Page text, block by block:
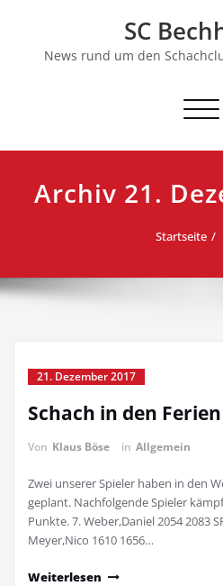
SC
News rund um den
Archiv 21.
Startseite
21. Dezember 2017
Schach in den Ferien
Von Klaus Böse in Allgemein
Zwei unserer Spieler haben in den
geplant. Nachfolgende Spieler
Punkte. 7. Weber,Daniel 2054 2083
Meyer,Nico 1610 1656…
Weiterlesen